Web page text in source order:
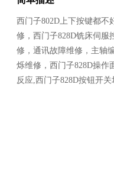
西门子802D上下按键都不
修，西门子828D铣床伺服
修，通讯故障维修，主轴
烁维修，西门子828D操作
反应,西门子828D按钮开